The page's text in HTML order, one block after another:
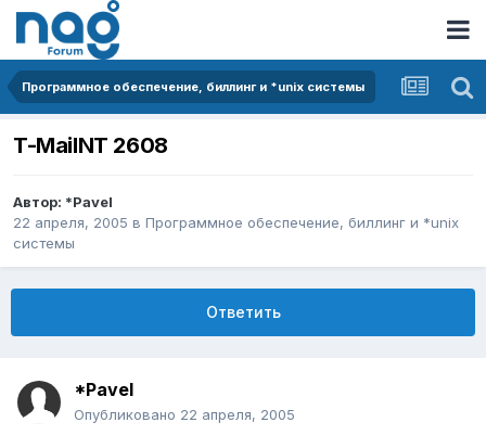
Программное обеспечение, биллинг и *unix системы
T-MailNT 2608
Автор: *Pavel
22 апреля, 2005 в Программное обеспечение, биллинг и *unix
системы
Ответить
*Pavel
Опубликовано 22 апреля, 2005